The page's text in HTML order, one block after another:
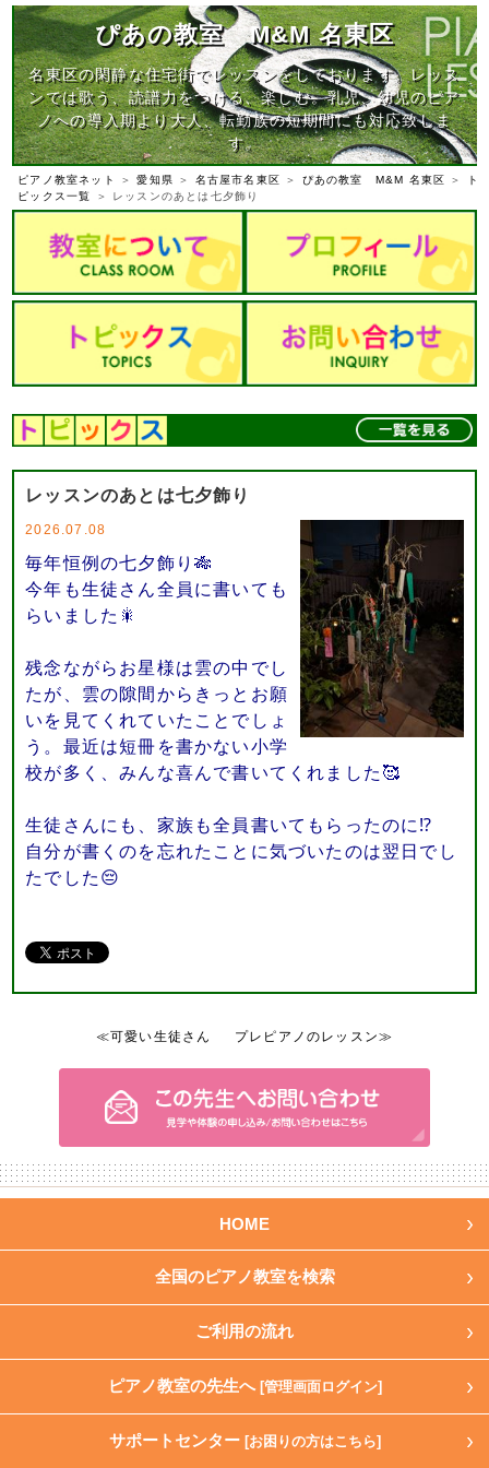
ぴあの教室 M&M 名東区
名東区の閑静な住宅街でレッスンをしております。レッス
ンでは歌う、読譜力をつける、楽しむ。乳児、幼児のピア
ノへの導入期より大人、転勤族の短期間にも対応致しま
す。
ピアノ教室ネット ＞愛知県 ＞ 名古屋市名東区 ＞ ぴあの教室 M&M 名東区 ＞
ト
ピックス一覧
＞ レッスンのあとは七夕飾り
レッスンのあとは七夕飾り
2026.07.08
毎年恒例の七夕飾り🎋
今年も生徒さん全員に書いても
らいました🎇
残念ながらお星様は雲の中でし
たが、雲の隙間からきっとお願
いを見てくれていたことでしょ
う。最近は短冊を書かない小学
校が多く、みんな喜んで書いてくれました🥰
生徒さんにも、家族も全員書いてもらったのに⁉️
自分が書くのを忘れたことに気づいたのは翌日でし
たでした😔
≪可愛い生徒さん プレピアノのレッスン≫
HOME
全国のピアノ教室を検索
ご利用の流れ
ピアノ教室の先生へ [管理画面ログイン]
サポートセンター [お困りの方はこちら]